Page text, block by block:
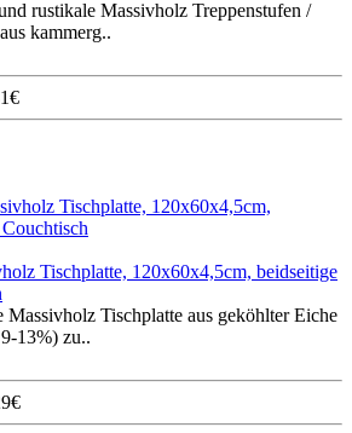
rustikale Massivholz Treppenstufen /
kammerg..
Tischplatte, 120x60x4,5cm, beidseitige
Massivholz Tischplatte aus geköhlter Eiche
13%) zu..